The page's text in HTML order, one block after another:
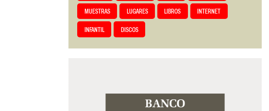
MUESTRAS LUGARES LIBROS INTERNET
INFANTIL DISCOS